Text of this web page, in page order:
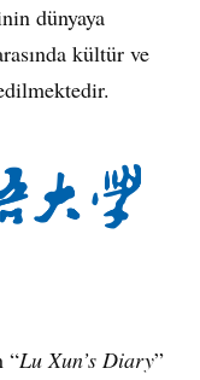
dünyaya
kültür ve
“Lu Xun’s Diary”